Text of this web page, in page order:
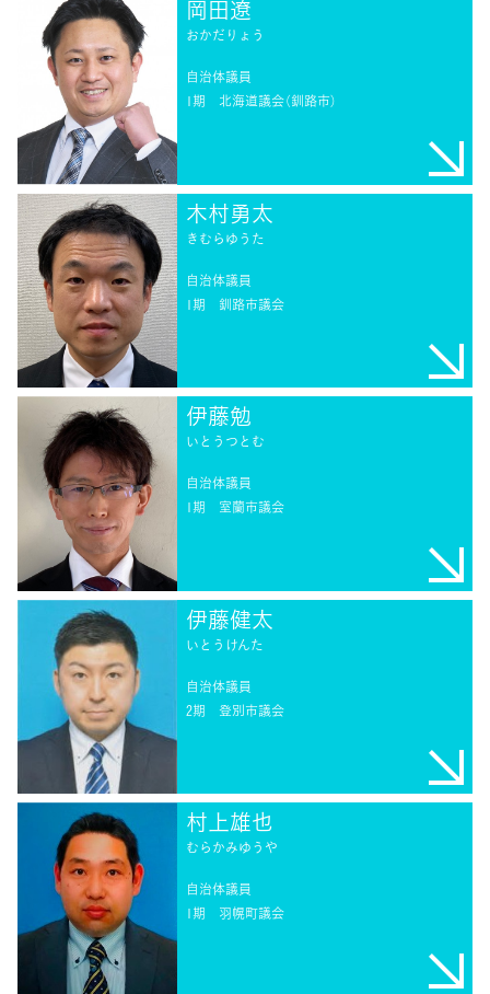
岡田遼
おかだりょう
自治体議員
1期 北海道議会（釧路市）
木村勇太
きむらゆうた
自治体議員
1期 釧路市議会
伊藤勉
いとうつとむ
自治体議員
1期 室蘭市議会
伊藤健太
いとうけんた
自治体議員
2期 登別市議会
村上雄也
むらかみゆうや
自治体議員
1期 羽幌町議会